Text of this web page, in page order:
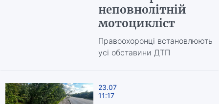
неповнолітній
мотоцикліст
Правоохоронці встановлюють
усі обставини ДТП
23.07
11:17